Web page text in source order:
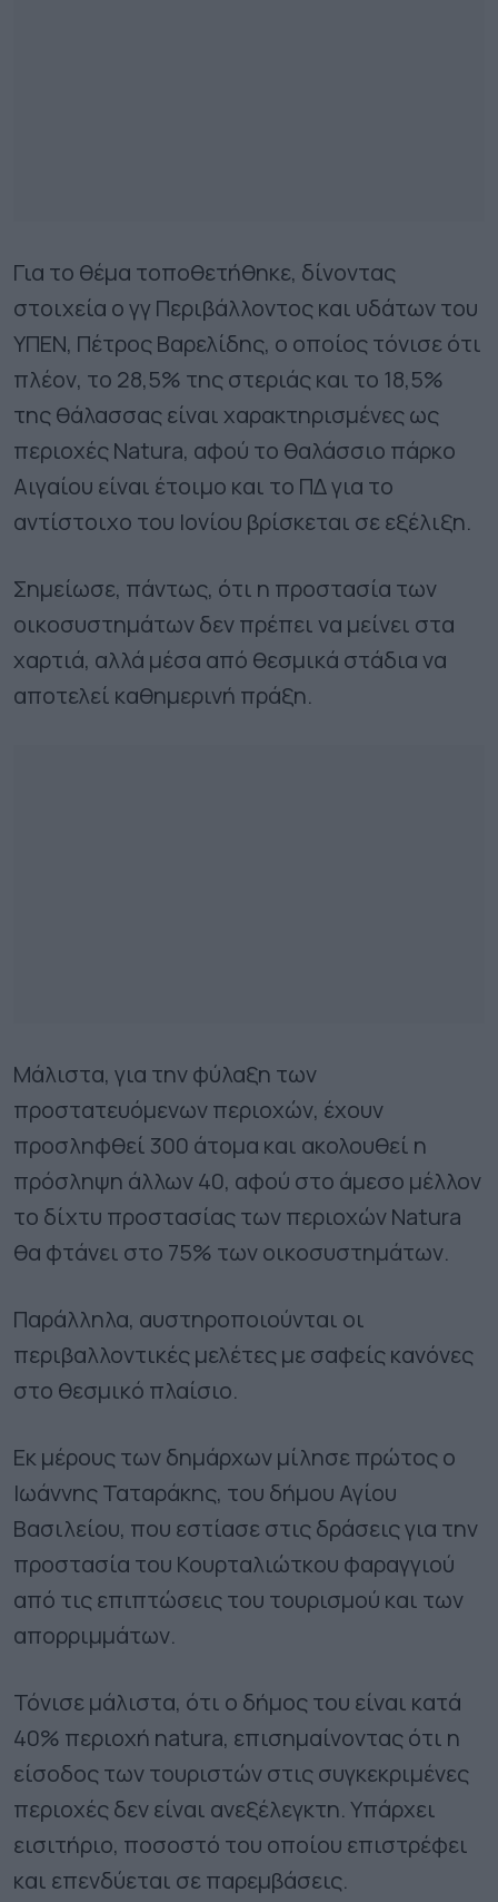
Για το θέμα τοποθετήθηκε, δίνοντας
στοιχεία ο γγ Περιβάλλοντος και υδάτων του
ΥΠΕΝ, Πέτρος Βαρελίδης, ο οποίος τόνισε ότι
πλέον, το 28,5% της στεριάς και το 18,5%
της θάλασσας είναι χαρακτηρισμένες ως
περιοχές Natura, αφού το θαλάσσιο πάρκο
Αιγαίου είναι έτοιμο και το ΠΔ για το
αντίστοιχο του Ιονίου βρίσκεται σε εξέλιξη.
Σημείωσε, πάντως, ότι η προστασία των
οικοσυστημάτων δεν πρέπει να μείνει στα
χαρτιά, αλλά μέσα από θεσμικά στάδια να
αποτελεί καθημερινή πράξη.
Μάλιστα, για την φύλαξη των
προστατευόμενων περιοχών, έχουν
προσληφθεί 300 άτομα και ακολουθεί η
πρόσληψη άλλων 40, αφού στο άμεσο μέλλον
το δίχτυ προστασίας των περιοχών Natura
θα φτάνει στο 75% των οικοσυστημάτων.
Παράλληλα, αυστηροποιούνται οι
περιβαλλοντικές μελέτες με σαφείς κανόνες
στο θεσμικό πλαίσιο.
Εκ μέρους των δημάρχων μίλησε πρώτος ο
Ιωάννης Ταταράκης, του δήμου Αγίου
Βασιλείου, που εστίασε στις δράσεις για την
προστασία του Κουρταλιώτκου φαραγγιού
από τις επιπτώσεις του τουρισμού και των
απορριμμάτων.
Τόνισε μάλιστα, ότι ο δήμος του είναι κατά
40% περιοχή natura, επισημαίνοντας ότι η
είσοδος των τουριστών στις συγκεκριμένες
περιοχές δεν είναι ανεξέλεγκτη. Υπάρχει
εισιτήριο, ποσοστό του οποίου επιστρέφει
και επενδύεται σε παρεμβάσεις.